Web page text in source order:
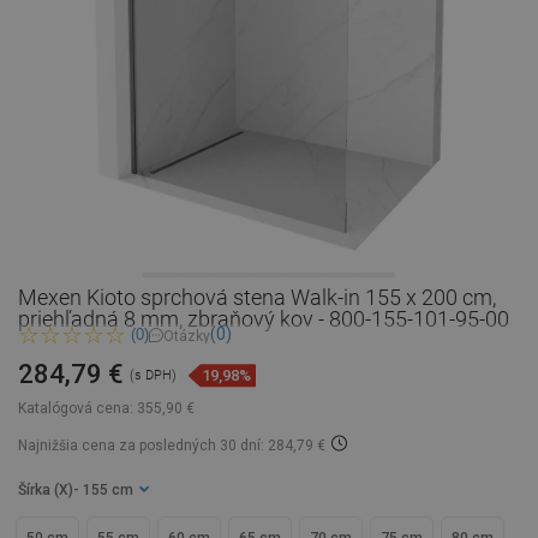
Mexen Kioto sprchová stena Walk-in 155 x 200 cm,
priehľadná 8 mm, zbraňový kov - 800-155-101-95-00
(0) Otázky(0)
Katalógová cena: 355,90 €
284,79 € (s DPH) 19,98%
Najnižšia cena za posledných 30 dní: 284,79 €
Šírka (X) - 155 cm